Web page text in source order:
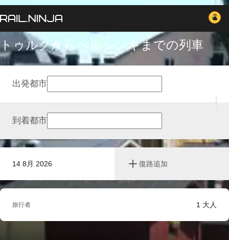
トゥルクからヘルシンキまでの列車
14 8月 2026 復路追加
出発都市
到着都市
旅行者 1 大人